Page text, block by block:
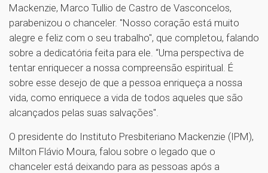
Mackenzie, Marco Tullio de Castro de Vasconcelos,
parabenizou o chanceler. "Nosso coração está muito
alegre e feliz com o seu trabalho", que completou, falando
sobre a dedicatória feita para ele. “Uma perspectiva de
tentar enriquecer a nossa compreensão espiritual. É
sobre esse desejo de que a pessoa enriqueça a nossa
vida, como enriquece a vida de todos aqueles que são
alcançados pelas suas salvações".
O presidente do Instituto Presbiteriano Mackenzie (IPM),
Milton Flávio Moura, falou sobre o legado que o
chanceler está deixando para as pessoas após a